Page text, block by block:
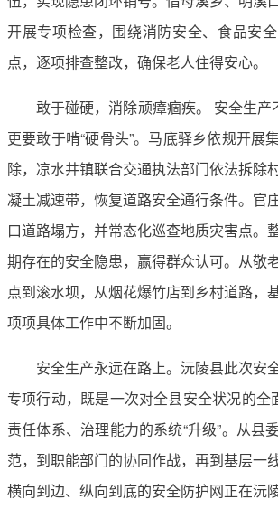
开展专项检查，围绕消防安全、食品安
点，逐项排查整改，确保老人住得安心。
敢于碰硬，消除顽瘴痼疾。 安全生产
更要敢于啃“硬骨头”。马底驿乡依规开展
除，凉水井镇联合交通执法部门依法拆除
凝土减速带，恢复道路安全通行条件。官
口道路塌方，并常态化巡查地质灾害点。
期存在的安全隐患，赢得群众认可。从敬
点到滚水坝，从烟花爆竹店到乡村道路，
项项具体工作中不断加固。
安全生产永远在路上。沅陵县此次安
专项行动，既是一次对全县安全状况的全
责任体系、治理能力的系统“升级”。从县
范，到职能部门的协同作战，再到基层一
横向到边、纵向到底的安全防护网正在沅